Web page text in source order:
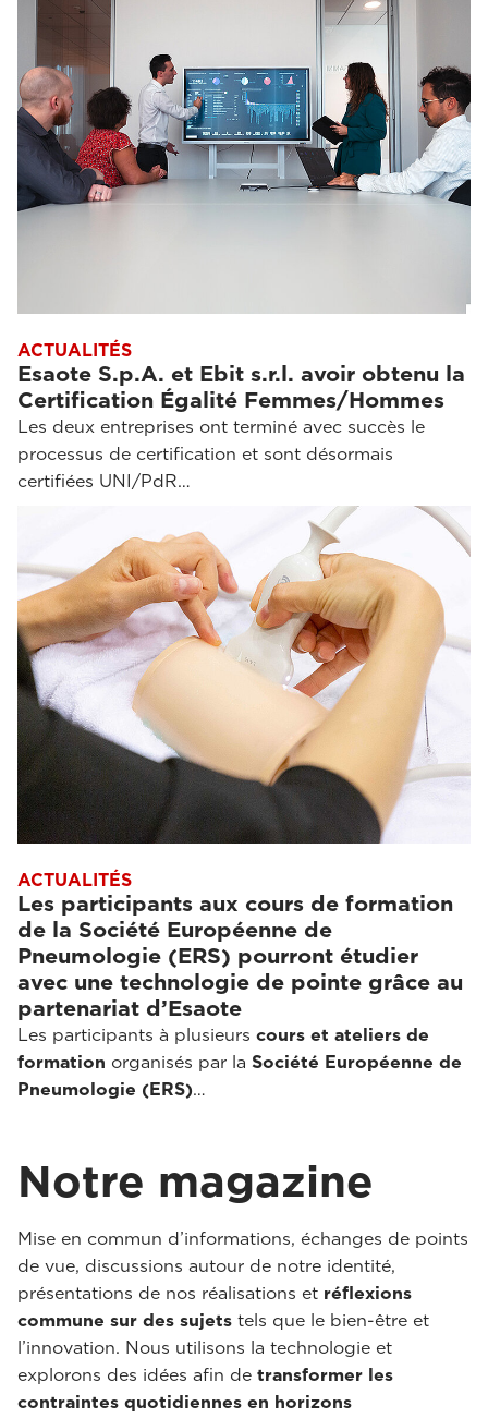
ACTUALITÉS
Esaote S.p.A. et Ebit s.r.l. avoir obtenu la
Certification Égalité Femmes/Hommes
Les deux entreprises ont terminé avec succès le
processus de certification et sont désormais
certifiées UNI/PdR…
ACTUALITÉS
Les participants aux cours de formation
de la Société Européenne de
Pneumologie (ERS) pourront étudier
avec une technologie de pointe grâce au
partenariat d’Esaote
Les participants à plusieurs cours et ateliers de
formation organisés par la Société Européenne de
Pneumologie (ERS)…
Notre magazine
Mise en commun d’informations, échanges de points
de vue, discussions autour de notre identité,
présentations de nos réalisations et réflexions
commune sur des sujets tels que le bien-être et
l’innovation. Nous utilisons la technologie et
explorons des idées afin de transformer les
contraintes quotidiennes en horizons